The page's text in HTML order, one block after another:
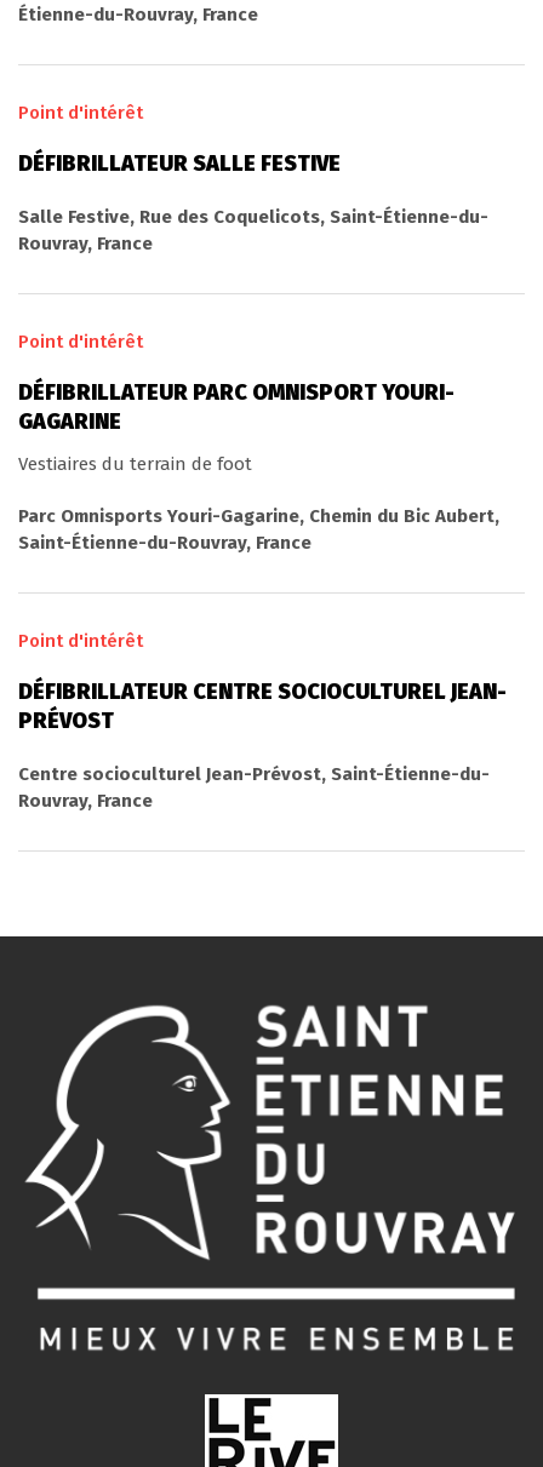
Étienne-du-Rouvray, France
Point d'intérêt
DÉFIBRILLATEUR SALLE FESTIVE
Salle Festive, Rue des Coquelicots, Saint-Étienne-du-
Rouvray, France
Point d'intérêt
DÉFIBRILLATEUR PARC OMNISPORT YOURI-
GAGARINE
Vestiaires du terrain de foot
Parc Omnisports Youri-Gagarine, Chemin du Bic Aubert,
Saint-Étienne-du-Rouvray, France
Point d'intérêt
DÉFIBRILLATEUR CENTRE SOCIOCULTUREL JEAN-
PRÉVOST
Centre socioculturel Jean-Prévost, Saint-Étienne-du-
Rouvray, France